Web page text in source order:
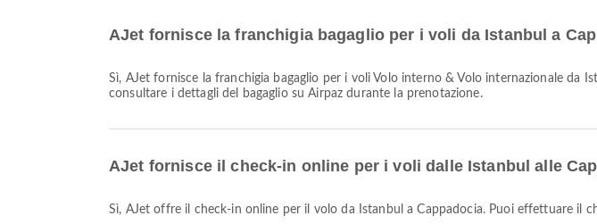
AJet fornisce la franchigia bagaglio per i voli da Istanbul a
Sì, AJet fornisce la franchigia bagaglio per i voli Volo interno & Volo internazionale da Istanbul a Cappadocia. I dettagli variano in base al tipo di biglietto e alla destinazione. Puoi
consultare i dettagli del bagaglio su Airpaz durante la prenotazione.
AJet fornisce il check-in online per i voli dalle Istanbul alle
Sì, AJet offre il check-in online per il volo da Istanbul a Cappadocia. Puoi effettuare